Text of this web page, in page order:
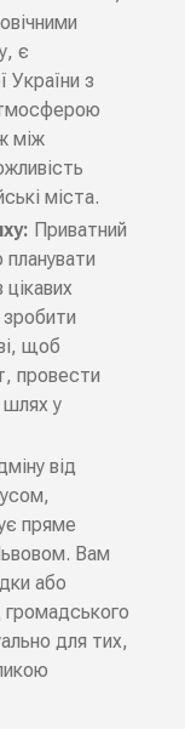
є
України з
між
міста.
Приватний
щоб
провести
шлях у
від
пряме
Вам
або
громадського
для тих,